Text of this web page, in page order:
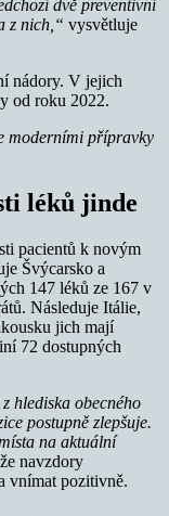
dvě preventivní
z nich,“ vysvětluje
nádory. V jejich
od roku 2022.
moderními přípravky
léků jinde
pacientů k novým
Švýcarsko a
147 léků ze 167 v
Následuje Itálie,
jich mají
72 dostupných
z hlediska obecného
postupně zlepšuje.
na aktuální
navzdory
vnímat pozitivně.